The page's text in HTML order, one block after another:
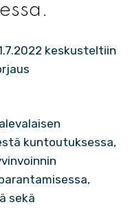
keskusteltiin
kuntoutuksessa,
sekä